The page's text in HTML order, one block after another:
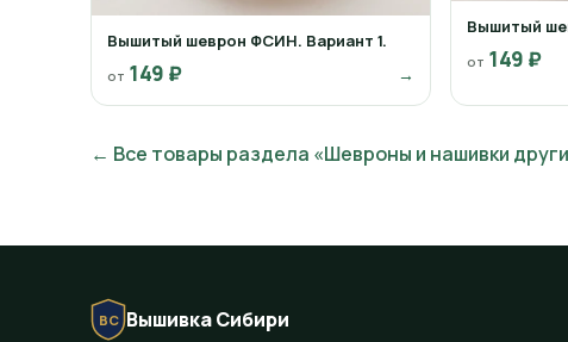
Вышитый шеврон ФСИН. Вариант 1.
от 149 ₽ →
Вышитый
от 149 ₽
← Все товары раздела «Шевроны и нашивки
ВС Вышивка Сибири